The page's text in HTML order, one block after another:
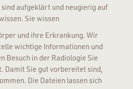
aufgeklärt und neugierig auf
Sie wissen
und ihre Erkrankung. Wir
wichtige Informationen und
Besuch in der Radiologie Sie
Damit Sie gut vorbereitet sind,
Die Dateien lassen sich